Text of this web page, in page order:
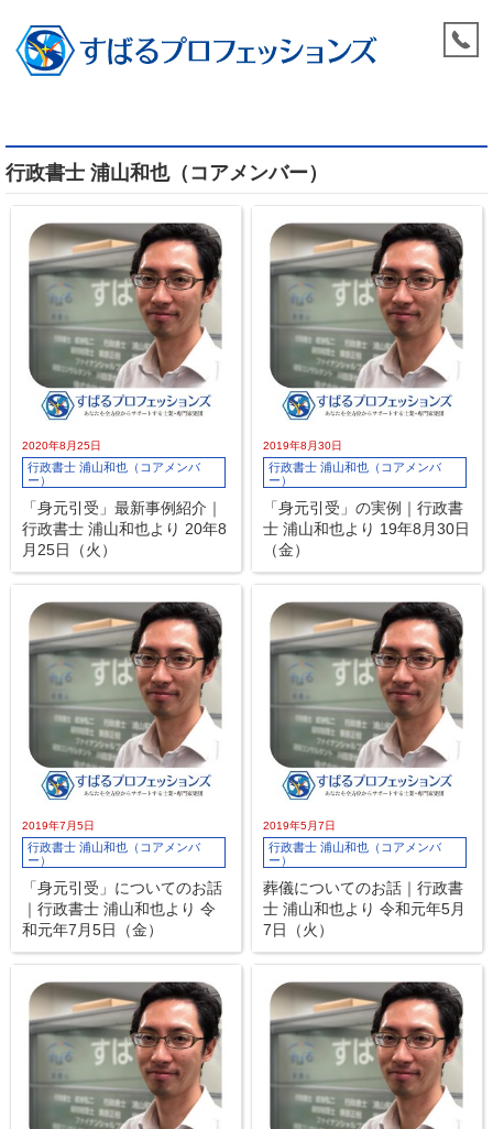
行政書士 浦山和也（コアメンバー）
2020年8月25日
行政書士 浦山和也（コアメンバ
ー）
「身元引受」最新事例紹介｜
行政書士 浦山和也より 20年8
月25日（火）
2019年8月30日
行政書士 浦山和也（コアメンバ
ー）
「身元引受」の実例｜行政書
士 浦山和也より 19年8月30日
（金）
2019年7月5日
行政書士 浦山和也（コアメンバ
ー）
「身元引受」についてのお話
｜行政書士 浦山和也より 令
和元年7月5日（金）
2019年5月7日
行政書士 浦山和也（コアメンバ
ー）
葬儀についてのお話｜行政書
士 浦山和也より 令和元年5月
7日（火）